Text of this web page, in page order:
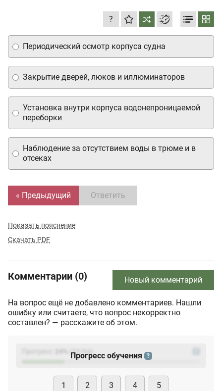
?
Периодический осмотр корпуса судна
Закрытие дверей, люков и иллюминаторов
Наблюдение за отсутствием воды в трюме и в
отсеках
Установка внутри корпуса водонепроницаемой
переборки
« Предыдущий Ответить
Показать пояснение
Скачать PDF
Комментарии (0) Новый комментарий
На вопрос ещё не добавлено комментариев. Нашли
ошибку или считаете, что вопрос некорректно
составлен? — расскажите об этом.
(23
Прогресс обучения ?
1 2 3 4 5